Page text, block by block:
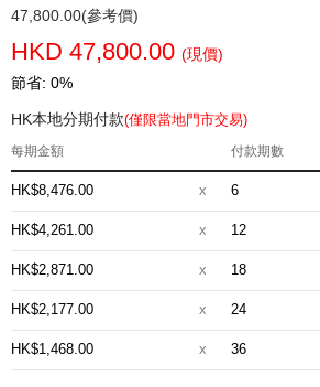
47,800.00(參考價)
HKD 47,800.00 (現價)
節省: 0%
HK本地分期付款(僅限當地門市交易)
每期金額 付款期數
HK$8,476.00 x 6
HK$4,261.00 x 12
HK$2,871.00 x 18
HK$2,177.00 x 24
HK$1,468.00 x 36